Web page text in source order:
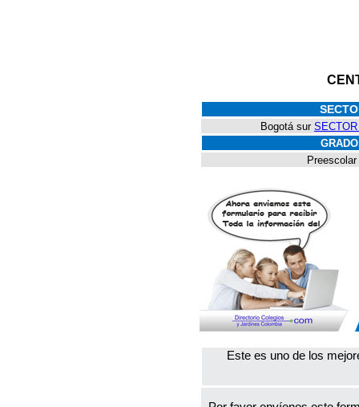
Bogotá sur
Preescolar
Este es uno de los